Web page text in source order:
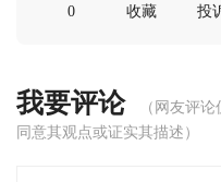
0 收藏 投
我要评论
（网友评
同意其观点或证实其描述）